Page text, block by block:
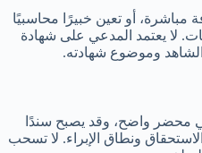
أو تعين خبيرًا محاسبيًا
لا يعتمد المدعي على شهادة
وموضوع شهادته.
محضر واضح، وقد يصبح سندًا
ونطاق الإبراء. لا تسحب